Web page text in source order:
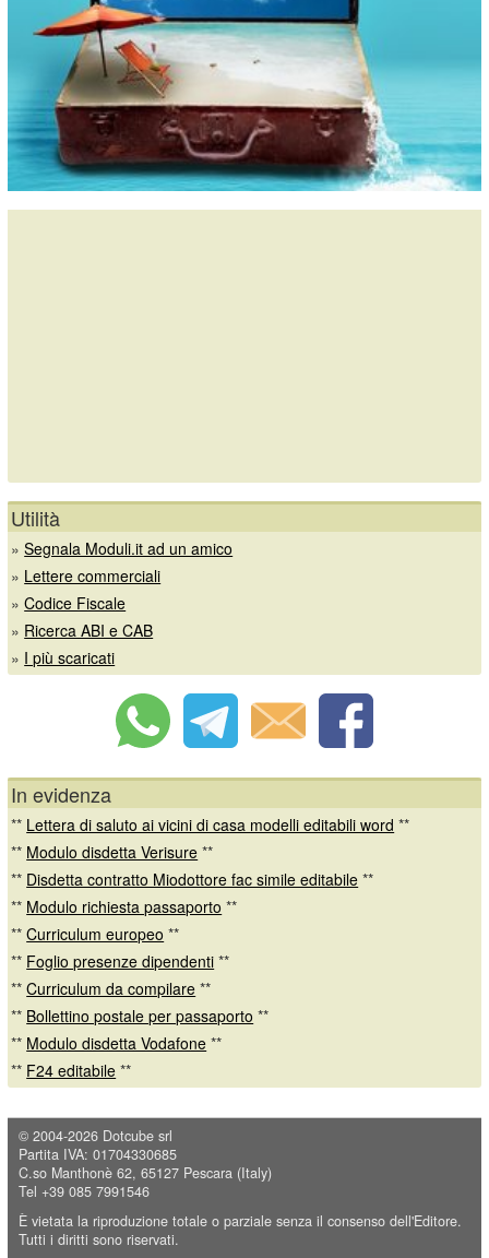
Utilità
»Segnala Moduli.it ad un amico
» Lettere commerciali
»Codice Fiscale
» Ricerca ABI e CAB
» I più scaricati
In evidenza
** Lettera di saluto ai vicini di casa modelli editabili word **
** Modulo disdetta Verisure **
** Disdetta contratto Miodottore fac simile editabile **
** Modulo richiesta passaporto **
**Curriculum europeo **
** Foglio presenze dipendenti **
**Curriculum da compilare **
** Bollettino postale per passaporto **
** Modulo disdetta Vodafone **
** F24 editabile **
© 2004-2026 Dotcube srl
Partita IVA: 01704330685
C.so Manthonè 62, 65127 Pescara (Italy)
Tel +39 085 7991546
È vietata la riproduzione totale o parziale senza il consenso dell'Editore.
Tutti i diritti sono riservati.